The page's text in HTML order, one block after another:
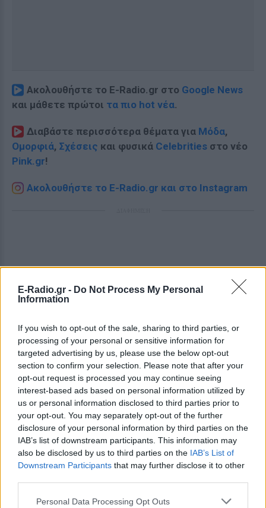
E-Radio.gr - Do Not Process My Personal
Information
If you wish to opt-out of the sale, sharing to third parties, or
processing of your personal or sensitive information for
targeted advertising by us, please use the below opt-out
section to confirm your selection. Please note that after your
opt-out request is processed you may continue seeing
interest-based ads based on personal information utilized by
us or personal information disclosed to third parties prior to
your opt-out. You may separately opt-out of the further
disclosure of your personal information by third parties on the
IAB’s list of downstream participants. This information may
also be disclosed by us to third parties on the IAB’s List of
Downstream Participants that may further disclose it to other
Personal Data Processing Opt Outs
Ακολουθήστε το E-Radio.gr στο Google News
και μάθετε πρώτοι τα πιο hot νέα.
Διαβάστε περισσότερα θέματα για Μόδα,
Ομορφιά, Σχέσεις και φυσικά Celebrities στο νέο
Pink.gr!
Ακολουθήστε το E-Radio.gr και στο Instagram
ΔΕΙΤΕ ΕΠΙΣΗΣ